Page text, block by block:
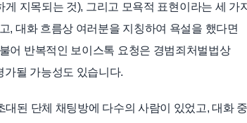
지목되는 것), 그리고 모욕적 표현이라는 세 가지
, 대화 흐름상 여러분을 지칭하여 욕설을 했다면
어 반복적인 보이스톡 요청은 경범죄처벌법상
될 가능성도 있습니다.
된 단체 채팅방에 다수의 사람이 있었고, 대화 중